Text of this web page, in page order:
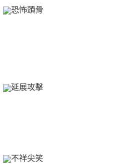
恐怖頭骨
延展攻擊
不祥尖笑